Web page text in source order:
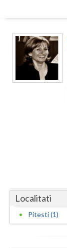
Bucuresti
Buzau
Calarasi
Dolj
Galati
Localitati
Pitesti (1)